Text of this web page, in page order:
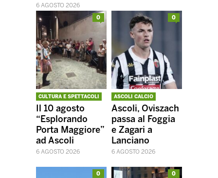
6 AGOSTO 2026
CULTURA E SPETTACOLI
Il 10 agosto
“Esplorando
Porta Maggiore”
ad Ascoli
6 AGOSTO 2026
0
ASCOLI CALCIO
Ascoli, Oviszach
passa al Foggia
e Zagari a
Lanciano
6 AGOSTO 2026
0
0 0